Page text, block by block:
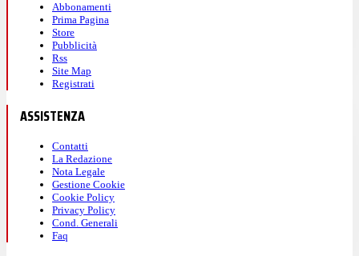
Abbonamenti
Prima Pagina
Store
Pubblicità
Rss
Site Map
Registrati
ASSISTENZA
Contatti
La Redazione
Nota Legale
Gestione Cookie
Cookie Policy
Privacy Policy
Cond. Generali
Faq